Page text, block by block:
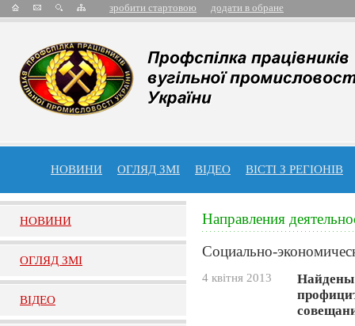
зробити стартовою додати в обране
НОВИНИ ОГЛЯД ЗМІ ВІДЕО ВІСТІ З РЕГІОНІВ
НОВИНИ
ОГЛЯД ЗМI
ВIДЕО
Направления
Социально-
4 квітня 2013
Найдены